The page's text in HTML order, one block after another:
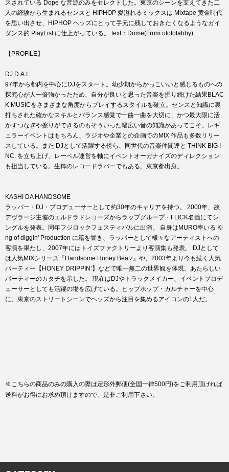
スされている Dope な音源のみをセレクトした。東京のシーンを支えてきた二
人の経験から生まれるセンスと HIPHOP 愛溢れるミックスは Mixtape 黄金時代
を思い出させ、HIPHOP ヘッズにとって手元に残しておきたくなるようなガイ
ダンス的 PlayList に仕上がっている。 text：Dome(From otototabby)
【PROFILE】
DJ D.A.I.
97年から都内を中心にDJをスタート。幼少期からかっこいいと感じるものへの
探究心が人一倍強かったため、自分が良いと思った音楽を掘り続けた結果BLAC
K MUSICをさまざまな角度からプレイするスタイルを確立。センスと知識に裏
打ちされた確かなスキルとバランス感覚で一曲一曲を大切に、かつ最大限に活
かすつなぎや擦りができるのもそういった幅広い音の知識があってこそ。レギ
ュラーイベントはもちろん、ラジオや企業との企画でのMIX 作品も多数リリー
スしている。また DJとして活躍する傍ら、同世代の音楽仲間達と THINK BIG I
NC. を立ち上げ、レーベル運営を軸にイベントオーガナイズのディレクション
も担当している。生粋のレコードラバーでもある。東京都出身。
KASHI DA HANDSOME
ラッパー・DJ・プロデューサーとして約30年のキャリアを持つ。 2000年、故
デヴラージ主催のエルドラドレコーズからラップグループ・FLICK名義にてシ
ングルを発表。同年フジロックフェスティバルに出演。 自身はMURO率いる Ki
ng of diggin' Production に籍を置き、ラッパーとして様々なアーティストへの
客演を果たし、2007年にはトイズファクトリーより客演集も発表。 DJとして
は人気MIXシリーズ『Handsome Honey Beatz』や、2003年より今も続く人気
パーティー【HONEY DRIPPIN’】などで唯一無二の世界観を体現。あたらしい
パーティーのカタチを示した。 現在はDJやトラックメイカー、イベントプロデ
ューサーとしても活躍の場を広げている。ヒップホップ・カルチャーを中心
に、東京のストリートシーンでヘッズから注目を集めるアイコンの1人だ。
※こちらの商品のみの購入の際は定形外郵便(全国一律500円)をご利用頂ければ
送料がお得にお求め頂けますので、是非ご利用下さい。